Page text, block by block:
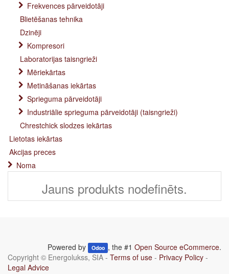
Frekvences pārveidotāji
Blietēšanas tehnika
Dzinēji
Kompresori
Laboratorijas taisngrieži
Mēriekārtas
Metināšanas iekārtas
Sprieguma pārveidotāji
Industriālie sprieguma pārveidotāji (taisngrieži)
Chrestchick slodzes iekārtas
Lietotas iekārtas
Akcijas preces
Noma
Jauns produkts nodefinēts.
Powered by Odoo , the #1 Open Source eCommerce.
Copyright © Energolukss, SIA - Terms of use - Privacy Policy -
Legal Advice